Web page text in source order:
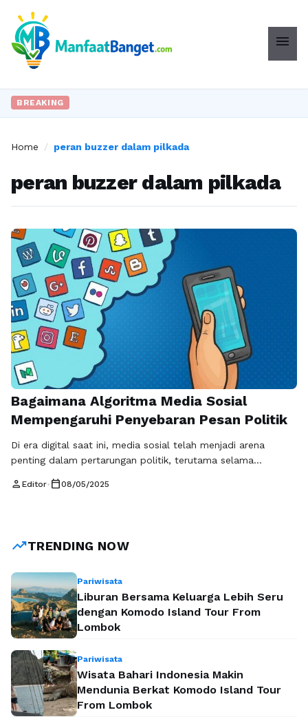
menu
BREAKING
Home / peran buzzer dalam pilkada
peran buzzer dalam pilkada
Bagaimana Algoritma Media Sosial
Mempengaruhi Penyebaran Pesan Politik
Di era digital saat ini, media sosial telah menjadi arena
penting dalam pertarungan politik, terutama selama
berperan besar dalam hal ini adalah algoritma media sosial
politik, dan …Baca Selengkapnya
person Editor• calendar_today08/05/2025
trending_upTRENDING NOW
Pariwisata
Liburan Bersama Keluarga Lebih Seru
dengan Komodo Island Tour From
Lombok
Pariwisata
Wisata Bahari Indonesia Makin
Mendunia Berkat Komodo Island Tour
From Lombok